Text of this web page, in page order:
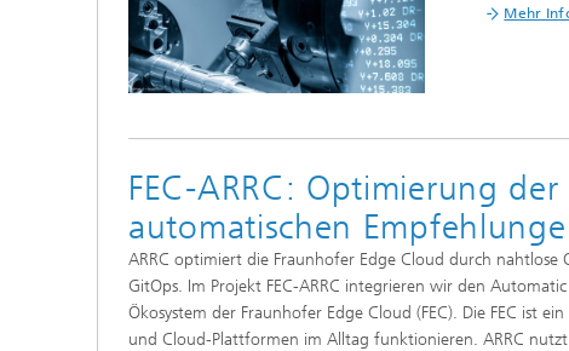
Mehr
FEC-ARRC: Optimierung
automatischen
ARRC optimiert die Fraunhofer Edge Cloud durch
GitOps. Im Projekt FEC-ARRC integrieren wir den
Ökosystem der Fraunhofer Edge Cloud (FEC). Die FEC ist
und Cloud-Plattformen im Alltag funktionieren. ARRC